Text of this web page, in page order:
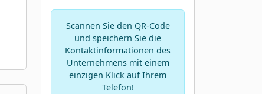
Scannen Sie den QR-Code
und speichern Sie die
Kontaktinformationen des
Unternehmens mit einem
einzigen Klick auf Ihrem
Telefon!